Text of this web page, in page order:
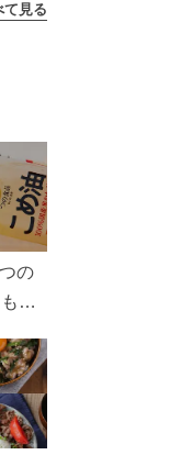
て見る
の
に
。
を